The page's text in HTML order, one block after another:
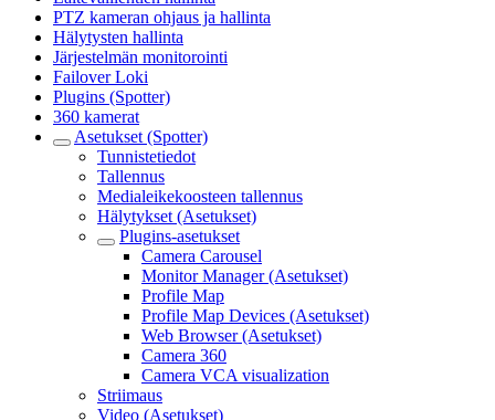
PTZ kameran ohjaus ja hallinta
Hälytysten hallinta
Järjestelmän monitorointi
Failover Loki
Plugins (Spotter)
360 kamerat
Asetukset (Spotter)
Tunnistetiedot
Tallennus
Medialeikekoosteen tallennus
Hälytykset (Asetukset)
Plugins-asetukset
Camera Carousel
Monitor Manager (Asetukset)
Profile Map
Profile Map Devices (Asetukset)
Web Browser (Asetukset)
Camera 360
Camera VCA visualization
Striimaus
Video (Asetukset)